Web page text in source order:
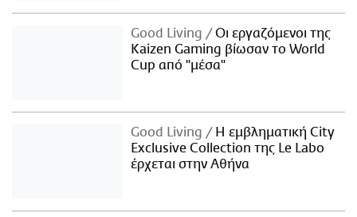
Good Living
Οι εργαζόμενοι της
Kaizen Gaming βίωσαν το World
Cup από "μέσα"
Good Living
Η εμβληματική City
Exclusive Collection της Le Labo
έρχεται στην Αθήνα